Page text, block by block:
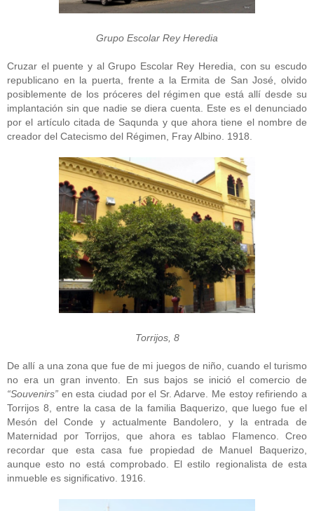
Grupo Escolar Rey Heredia
Cruzar el puente y al Grupo Escolar Rey Heredia, con su escudo
republicano en la puerta, frente a la Ermita de San José, olvido
posiblemente de los próceres del régimen que está allí desde su
implantación sin que nadie se diera cuenta. Este es el denunciado
por el artículo citada de Saqunda y que ahora tiene el nombre de
creador del Catecismo del Régimen, Fray Albino. 1918.
Torrijos, 8
De allí a una zona que fue de mi juegos de niño, cuando el turismo
no era un gran invento. En sus bajos se inició el comercio de
“Souvenirs” en esta ciudad por el Sr. Adarve. Me estoy refiriendo a
Torrijos 8, entre la casa de la familia Baquerizo, que luego fue el
Mesón del Conde y actualmente Bandolero, y la entrada de
Maternidad por Torrijos, que ahora es tablao Flamenco. Creo
recordar que esta casa fue propiedad de Manuel Baquerizo,
aunque esto no está comprobado. El estilo regionalista de esta
inmueble es significativo. 1916.